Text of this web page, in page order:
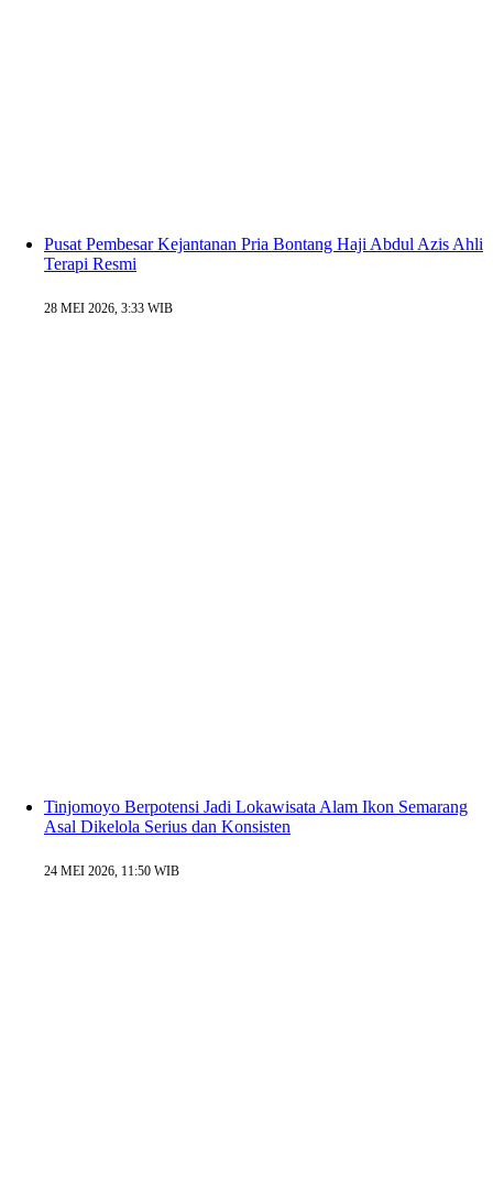
Pusat Pembesar Kejantanan Pria Bontang Haji Abdul Azis Ahli
Terapi Resmi
28 MEI 2026, 3:33 WIB
Tinjomoyo Berpotensi Jadi Lokawisata Alam Ikon Semarang
Asal Dikelola Serius dan Konsisten
24 MEI 2026, 11:50 WIB